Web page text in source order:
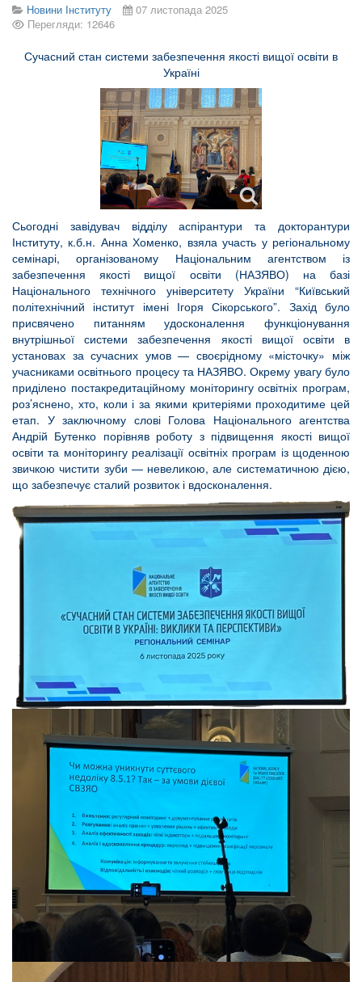
Новини Інституту
07 листопада 2025
Перегляди: 12646
Сучасний стан системи забезпечення якості вищої освіти в
Україні
Сьогодні завідувач відділу аспірантури та докторантури
Інституту, к.б.н. Анна Хоменко, взяла участь у регіональному
семінарі, організованому Національним агентством із
забезпечення якості вищої освіти (НАЗЯВО) на базі
Національного технічного університету України “Київський
політехнічний інститут імені Ігоря Сікорського”. Захід було
присвячено питанням удосконалення функціонування
внутрішньої системи забезпечення якості вищої освіти в
установах за сучасних умов — своєрідному «місточку» між
учасниками освітнього процесу та НАЗЯВО. Окрему увагу було
приділено постакредитаційному моніторингу освітніх програм,
роз’яснено, хто, коли і за якими критеріями проходитиме цей
етап. У заключному слові Голова Національного агентства
Андрій Бутенко порівняв роботу з підвищення якості вищої
освіти та моніторингу реалізації освітніх програм із щоденною
звичкою чистити зуби — невеликою, але систематичною дією,
що забезпечує сталий розвиток і вдосконалення.